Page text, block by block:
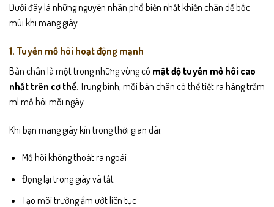
Dưới đây là những nguyên nhân phổ biến nhất khiến chân dễ bốc
mùi khi mang giày.
1. Tuyến mồ hôi hoạt động mạnh
Bàn chân là một trong những vùng có mật độ tuyến mồ hôi cao
nhất trên cơ thể . Trung bình, mỗi bàn chân có thể tiết ra hàng trăm
ml mồ hôi mỗi ngày.
Khi bạn mang giày kín trong thời gian dài:
Mồ hôi không thoát ra ngoài
Đọng lại trong giày và tất
Tạo môi trường ẩm ướt liên tục